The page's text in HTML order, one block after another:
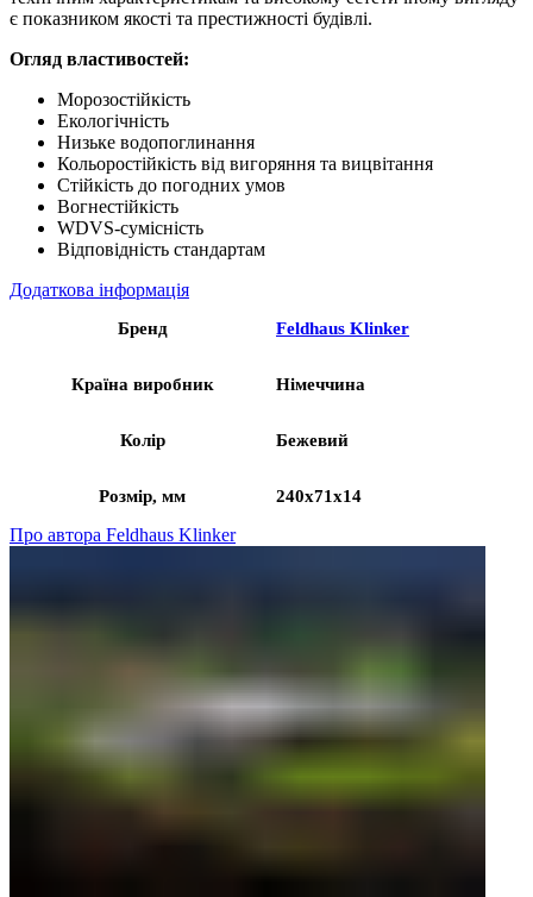
є показником якості та престижності будівлі.
Огляд властивостей:
Морозостійкість
Екологічність
Низьке водопоглинання
Кольоростійкість від вигоряння та вицвітання
Стійкість до погодних умов
Вогнестійкість
WDVS-сумісність
Відповідність стандартам
Додаткова інформація
Бренд Feldhaus Klinker
Країна виробник Німеччина
Колір Бежевий
Розмір, мм 240x71x14
Про автора Feldhaus Klinker